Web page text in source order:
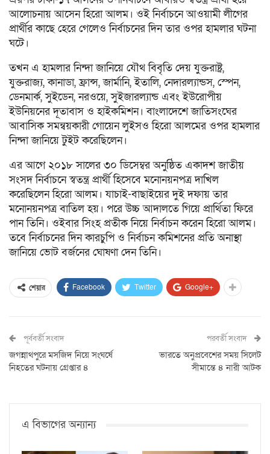
আলোচনায় আসেন হিরো আলম। ওই নির্বাচনে আওয়ামী লীগের
প্রার্থীর কাছে হেরে গেলেও নির্বাচনের দিন তার ওপর হামলার ঘটনা
ঘটে।
তখন এ হামলার নিন্দা জানিয়ে যৌথ বিবৃতি দেয় যুক্তরাষ্ট্র,
যুক্তরাজ্য, কানাডা, ফ্রান্স, জার্মানি, ইতালি, নেদারল্যান্ডস, স্পেন,
ডেনমার্ক, সুইডেন, নরওয়ে, সুইজারল্যান্ড এবং ইউরোপীয়
ইউনিয়নের দূতাবাস ও হাইকমিশন। বাংলাদেশে জাতিসংঘের
আবাসিক সমন্বয়কারী গোয়েন লুইসও হিরো আলমের ওপর হামলার
নিন্দা জানিয়ে টুইট করেছিলেন।
এর আগে ২০১৮ সালের ৩০ ডিসেম্বর অনুষ্ঠিত একাদশ জাতীয়
সংসদ নির্বাচনে স্বতন্ত্র প্রার্থী হিসেবে মনোনয়নপত্র দাখিল
করেছিলেন হিরো আলম। যাচাই-বাছাইয়ের দুই দফায় তার
মনোনয়নপত্র বাতিল হয়। পরে উচ্চ আদালতে গিয়ে প্রার্থিতা ফিরে
পান তিনি। ওইবার সিংহ প্রতীক নিয়ে নির্বাচন করেন হিরো আলম।
তবে নির্বাচনের দিন কারচুপি ও নির্বাচন কমিশনের প্রতি অনাস্থা
জানিয়ে ভোট বর্জনের ঘোষণা দেন তিনি।
শেয়ার Facebook Twitter Google+
পূর্ববর্তী সংবাদ
জগন্নাথপুরে মসজিদ নিয়ে সংঘর্ষে
নিহতের ঘটনায় গ্রেপ্তার ৪
পরবর্তী সংবাদ
ভারতে অনুপ্রবেশের সময় সিলেট
সীমান্তে ৪ নারী আটক
এ বিভাগের অন্যান্য